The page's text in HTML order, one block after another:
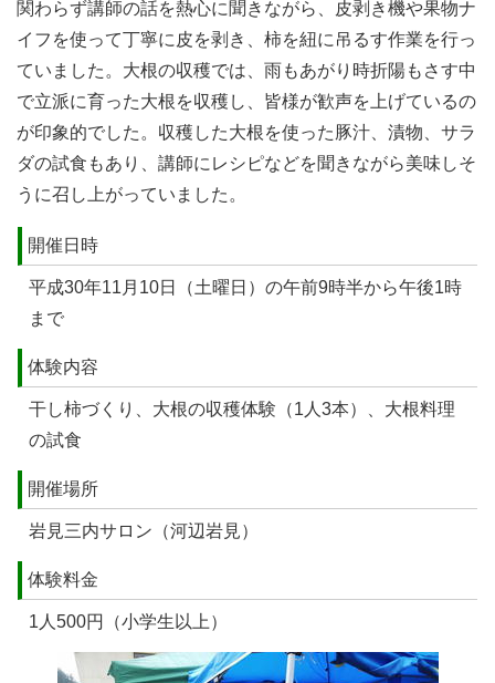
関わらず講師の話を熱心に聞きながら、皮剥き機や果物ナ
イフを使って丁寧に皮を剥き、柿を紐に吊るす作業を行っ
ていました。大根の収穫では、雨もあがり時折陽もさす中
で立派に育った大根を収穫し、皆様が歓声を上げているの
が印象的でした。収穫した大根を使った豚汁、漬物、サラ
ダの試食もあり、講師にレシピなどを聞きながら美味しそ
うに召し上がっていました。
開催日時
平成30年11月10日（土曜日）の午前9時半から午後1時
まで
体験内容
干し柿づくり、大根の収穫体験（1人3本）、大根料理
の試食
開催場所
岩見三内サロン（河辺岩見）
体験料金
1人500円（小学生以上）